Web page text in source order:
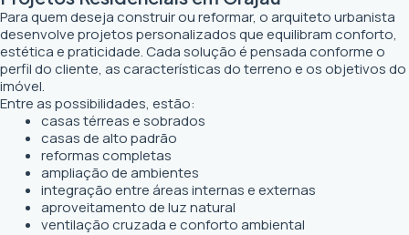
Para quem deseja construir ou reformar, o arquiteto urbanista
desenvolve projetos personalizados que equilibram conforto,
estética e praticidade. Cada solução é pensada conforme o
perfil do cliente, as características do terreno e os objetivos do
imóvel.
Entre as possibilidades, estão:
casas térreas e sobrados
casas de alto padrão
reformas completas
ampliação de ambientes
integração entre áreas internas e externas
aproveitamento de luz natural
ventilação cruzada e conforto ambiental